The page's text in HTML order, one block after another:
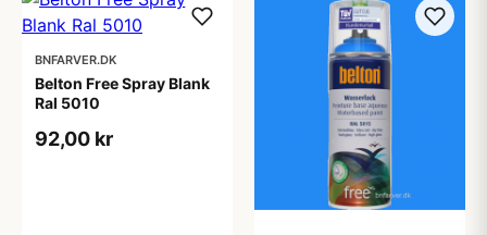
BNFARVER.DK
Belton Free Spray Blank
Ral 5010
92,00 kr